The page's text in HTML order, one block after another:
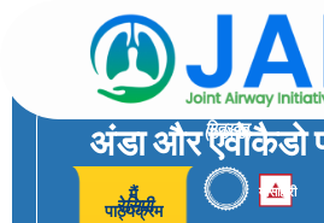
अंडा और एवोकैडो
मैं
पाठ्यक्रम
रेसिपी
(COPD)
मित्रवत
मांसाहारी